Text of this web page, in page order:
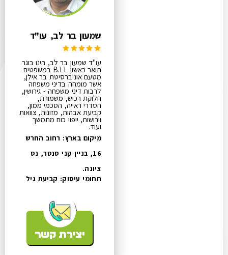
שמעון בר לב, עו"ד
עו"ד שמעון בר לב, הינו בוגר
תואר ראשון B.LL במשפטים
מטעם אוניברסיטת בר אילן,
אשר מומחה בדיני משפחה
לרבות דיני משפחה - גירושין,
חלוקת רכוש, משמורת,
הסדרי ראייה, הסכמי ממון,
קביעת אבהות, מזונות, צוואות
וירושות, ייפוי כוח מתמשך
ועוד.
מיקום בארץ: רחוב החרש
16, בניין קני סנטר, נס
ציונה.
תחומי עיסוק: קביעת גיל